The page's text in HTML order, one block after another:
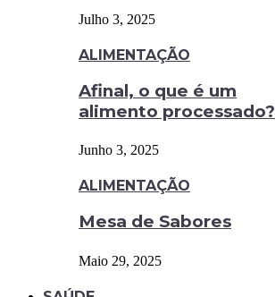
Julho 3, 2025
ALIMENTAÇÃO
Afinal, o que é um
alimento processado?
Junho 3, 2025
ALIMENTAÇÃO
Mesa de Sabores
Maio 29, 2025